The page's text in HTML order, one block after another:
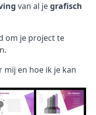
van al jegrafisch
om je project te
en hoe ik je kan